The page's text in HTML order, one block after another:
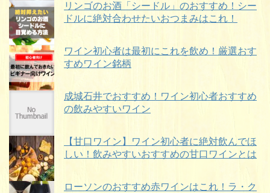
リンゴのお酒「シードル」のおすすめ！シー
ドルに絶対合わせたいおつまみはこれ！
ワイン初心者は最初にこれを飲め！厳選おす
すめワイン銘柄
成城石井でおすすめ！ワイン初心者おすすめ
の飲みやすいワイン
【甘口ワイン】ワイン初心者に絶対飲んでほ
しい！飲みやすいおすすめの甘口ワインとは
ローソンのおすすめ赤ワインはこれ！ラ・ク